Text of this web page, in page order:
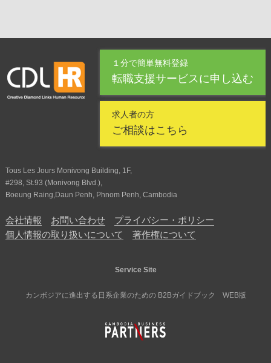
１分で簡単無料登録
転職支援サービスに申し込む
求人者の方
ご相談はこちら
Tous Les Jours Monivong Building, 1F,
#298, St.93 (Monivong Blvd.),
Boeung Raing,Daun Penh, Phnom Penh, Cambodia
会社情報 お問い合わせ
プライバシー・ポリシー
個人情報の取り扱いについて
著作権について
Service Site
カンボジアに進出する日系企業のための B2Bガイドブック WEB版